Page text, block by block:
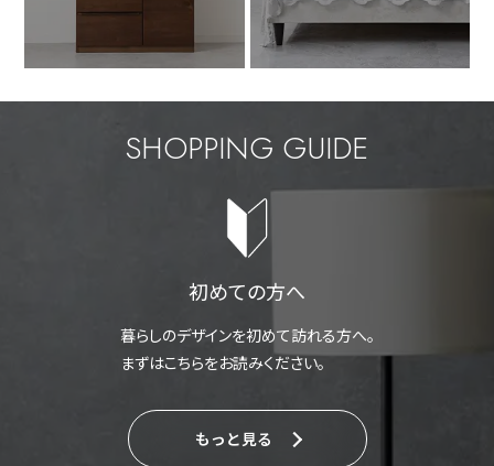
SHOPPING GUIDE
初めての方へ
暮らしのデザインを初めて訪れる方へ。
まずはこちらをお読みください。
もっと見る